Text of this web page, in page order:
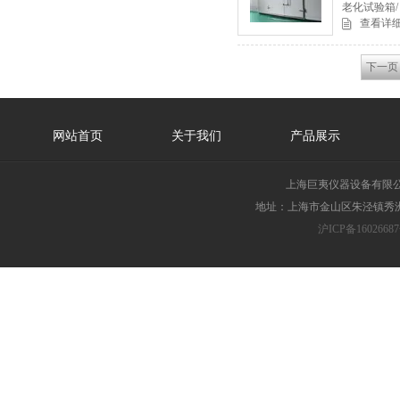
老化试验箱
步入式盐雾
查看详
下一页
网站首页 关于我们 产品展示
上海巨夷仪器设备有限
地址：上海市金山区朱泾镇秀
沪ICP备